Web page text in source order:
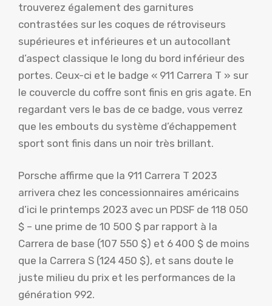
trouverez également des garnitures
contrastées sur les coques de rétroviseurs
supérieures et inférieures et un autocollant
d’aspect classique le long du bord inférieur des
portes. Ceux-ci et le badge « 911 Carrera T » sur
le couvercle du coffre sont finis en gris agate. En
regardant vers le bas de ce badge, vous verrez
que les embouts du système d’échappement
sport sont finis dans un noir très brillant.
Porsche affirme que la 911 Carrera T 2023
arrivera chez les concessionnaires américains
d’ici le printemps 2023 avec un PDSF de 118 050
$ – une prime de 10 500 $ par rapport à la
Carrera de base (107 550 $) et 6 400 $ de moins
que la Carrera S (124 450 $), et sans doute le
juste milieu du prix et les performances de la
génération 992.